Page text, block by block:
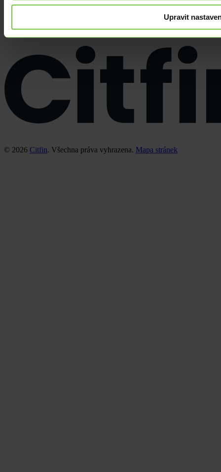
Upravit
© 2026 Citfin. Všechna práva vyhrazena. Mapa stránek